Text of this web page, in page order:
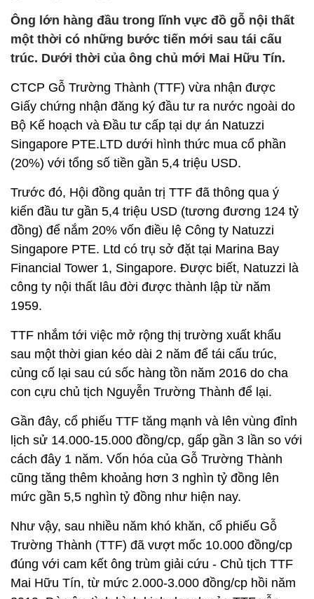
Ông lớn hàng đầu trong lĩnh vực đồ gỗ nội thất
một thời có những bước tiến mới sau tái cấu
trúc. Dưới thời của ông chủ mới Mai Hữu Tín.
CTCP Gỗ Trường Thành (TTF) vừa nhận được
Giấy chứng nhận đăng ký đầu tư ra nước ngoài do
Bộ Kế hoạch và Đầu tư cấp tại dự án Natuzzi
Singapore PTE.LTD dưới hình thức mua cổ phần
(20%) với tổng số tiền gần 5,4 triệu USD.
Trước đó, Hội đồng quản trị TTF đã thông qua ý
kiến đầu tư gần 5,4 triệu USD (tương đương 124 tỷ
đồng) để nắm 20% vốn điều lệ Công ty Natuzzi
Singapore PTE. Ltd có trụ sở đặt tại Marina Bay
Financial Tower 1, Singapore. Được biết, Natuzzi là
công ty nội thất lâu đời được thành lập từ năm
1959.
TTF nhắm tới việc mở rộng thị trường xuất khẩu
sau một thời gian kéo dài 2 năm để tái cấu trúc,
củng cố lại sau cú sốc hàng tồn năm 2016 do cha
con cựu chủ tịch Nguyễn Trường Thành để lại.
Gần đây, cổ phiếu TTF tăng mạnh và lên vùng đỉnh
lịch sử 14.000-15.000 đồng/cp, gấp gần 3 lần so với
cách đây 1 năm. Vốn hóa của Gỗ Trường Thành
cũng tăng thêm khoảng hơn 3 nghìn tỷ đồng lên
mức gần 5,5 nghìn tỷ đồng như hiện nay.
Như vậy, sau nhiều năm khó khăn, cổ phiếu Gỗ
Trường Thành (TTF) đã vượt mốc 10.000 đồng/cp
đúng với cam kết ông trùm giải cứu - Chủ tịch TTF
Mai Hữu Tín, từ mức 2.000-3.000 đồng/cp hồi năm